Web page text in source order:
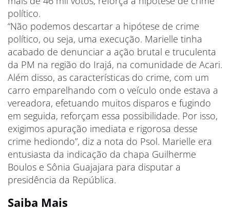
político.
“Não podemos descartar a hipótese de crime
político, ou seja, uma execução. Marielle tinha
acabado de denunciar a ação brutal e truculenta
da PM na região do Irajá, na comunidade de Acari.
Além disso, as características do crime, com um
carro emparelhando com o veículo onde estava a
vereadora, efetuando muitos disparos e fugindo
em seguida, reforçam essa possibilidade. Por isso,
exigimos apuração imediata e rigorosa desse
crime hediondo”, diz a nota do Psol. Marielle era
entusiasta da indicação da chapa Guilherme
Boulos e Sônia Guajajara para disputar a
presidência da República.
Saiba Mais